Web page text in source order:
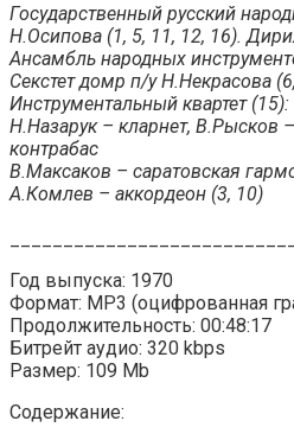
Государственный русский
Н.Осипова (1, 5, 11, 12, 16).
Ансамбль народных
Секстет домр п/у Н.Некрасова
Инструментальный квартет
Н.Назарук – кларнет, В.Рысков
контрабас
В.Максаков – саратовская
А.Комлев – аккордеон (3, 10)
Год выпуска: 1970
Формат: MP3 (оцифрованная
Продолжительность: 00:48:17
Битрейт аудио: 320 kbps
Размер: 109 Mb
Содержание: